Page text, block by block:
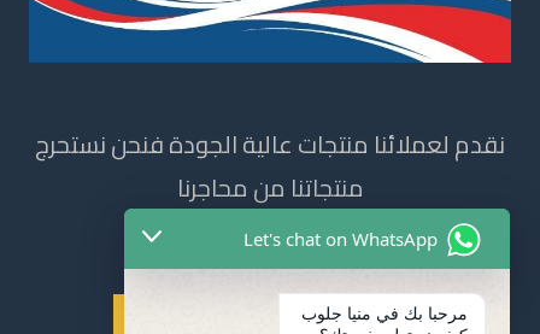
نقدم لعملائنا منتجات عالية الجودة فنحن نستحرج
منتجاتنا من محاجرنا
Let's chat on WhatsApp
مرحبا بك في منيا جلوب